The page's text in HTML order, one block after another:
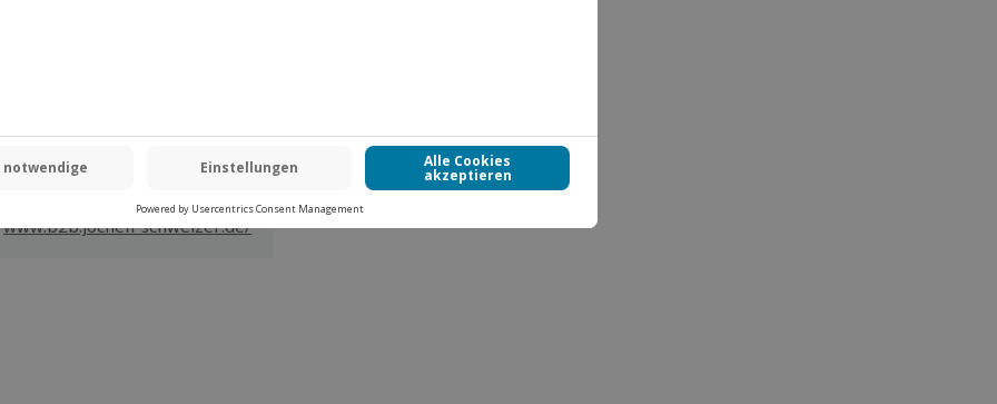
Fr: 9-17 Uhr
www.b2b.jochen-schweizer.de/